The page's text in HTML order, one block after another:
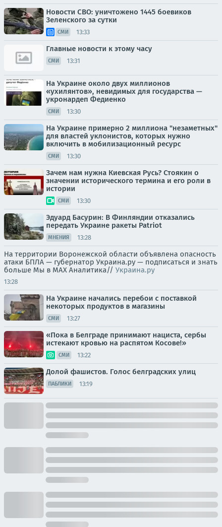
Новости СВО: уничтожено 1445 боевиков
Зеленского за сутки
СМИ 13:33
Главные новости к этому часу
СМИ 13:31
На Украине около двух миллионов
«ухилянтов», невидимых для государства —
укронардеп Федиенко
СМИ 13:30
На Украине примерно 2 миллиона "незаметных"
для властей уклонистов, которых нужно
включить в мобилизационный ресурс
СМИ 13:30
Зачем нам нужна Киевская Русь? Стоякин о
значении исторического термина и его роли в
истории
СМИ 13:30
Эдуард Басурин: В Финляндии отказались
передать Украине ракеты Patriot
МНЕНИЯ 13:28
На территории Воронежской области объявлена опасность
атаки БПЛА — губернатор Украина.ру — подписаться и знать
больше Мы в MAX Аналитика// Украина.ру
13:28
На Украине начались перебои с поставкой
некоторых продуктов в магазины
СМИ 13:27
«Пока в Белграде принимают нациста, сербы
истекают кровью на распятом Косове!»
СМИ 13:22
Долой фашистов. Голос белградских улиц
ПАБЛИКИ 13:19